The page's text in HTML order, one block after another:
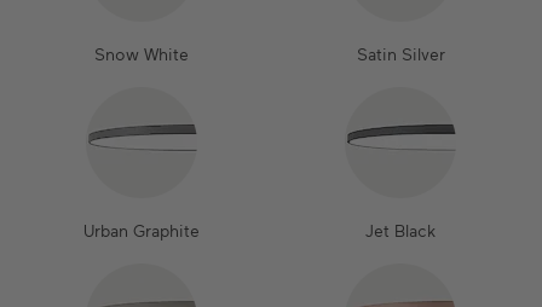
Snow White Satin Silver
Urban Graphite Jet Black